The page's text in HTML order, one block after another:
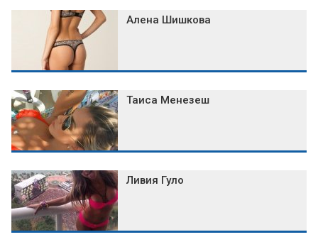
Алена Шишкова
Таиса Менезеш
Ливия Гуло